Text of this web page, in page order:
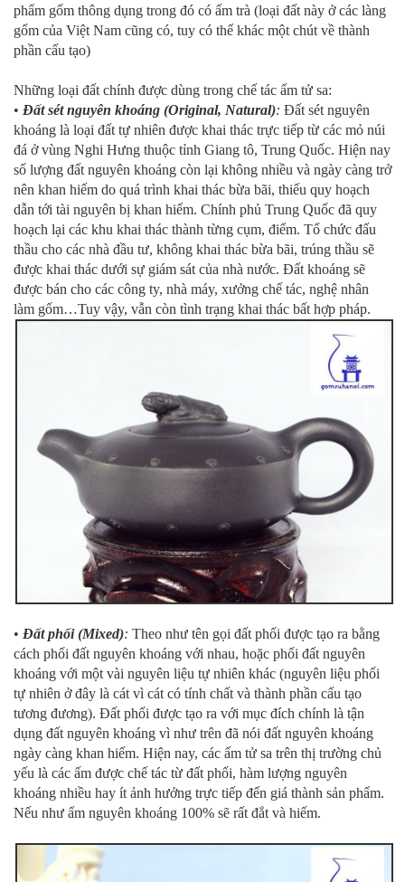
phẩm gốm thông dụng trong đó có ấm trà (loại đất này ở các làng
gốm của Việt Nam cũng có, tuy có thể khác một chút về thành
phần cấu tạo)
Những loại đất chính được dùng trong chế tác ấm tử sa:
• Đất sét nguyên khoáng (Original, Natural): Đất sét nguyên
khoáng là loại đất tự nhiên được khai thác trực tiếp từ các mỏ núi
đá ở vùng Nghi Hưng thuộc tỉnh Giang tô, Trung Quốc. Hiện nay
số lượng đất nguyên khoáng còn lại không nhiều và ngày càng trở
nên khan hiếm do quá trình khai thác bừa bãi, thiếu quy hoạch
dẫn tới tài nguyên bị khan hiếm. Chính phủ Trung Quốc đã quy
hoạch lại các khu khai thác thành từng cụm, điểm. Tổ chức đấu
thầu cho các nhà đầu tư, không khai thác bừa bãi, trúng thầu sẽ
được khai thác dưới sự giám sát của nhà nước. Đất khoáng sẽ
được bán cho các công ty, nhà máy, xưởng chế tác, nghệ nhân
làm gốm…Tuy vậy, vẫn còn tình trạng khai thác bất hợp pháp.
• Đất phối (Mixed): Theo như tên gọi đất phối được tạo ra bằng
cách phối đất nguyên khoáng với nhau, hoặc phối đất nguyên
khoáng với một vài nguyên liệu tự nhiên khác (nguyên liệu phối
tự nhiên ở đây là cát vì cát có tính chất và thành phần cấu tạo
tương đương). Đất phối được tạo ra với mục đích chính là tận
dụng đất nguyên khoáng vì như trên đã nói đất nguyên khoáng
ngày càng khan hiếm. Hiện nay, các ấm tử sa trên thị trường chủ
yếu là các ấm được chế tác từ đất phối, hàm lượng nguyên
khoáng nhiều hay ít ảnh hưởng trực tiếp đến giá thành sản phẩm.
Nếu như ấm nguyên khoáng 100% sẽ rất đắt và hiếm.